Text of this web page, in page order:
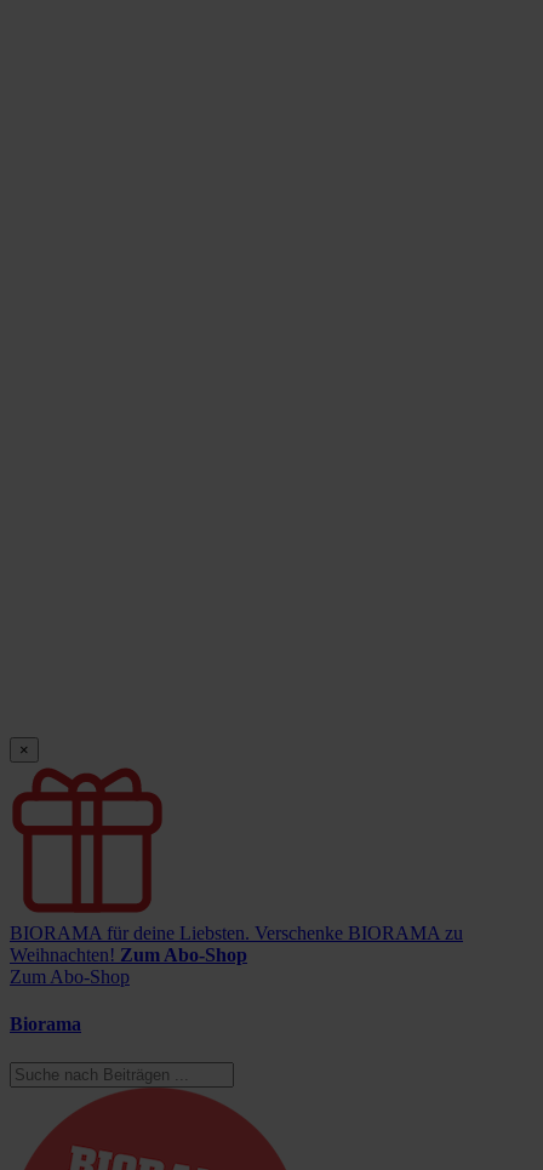
×
BIORAMA für deine Liebsten. Verschenke BIORAMA zu
Weihnachten! Zum Abo-Shop
Zum Abo-Shop
Biorama